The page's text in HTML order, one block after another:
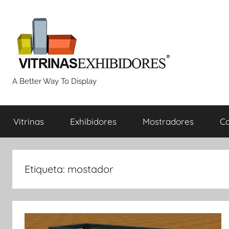
contenido
Proyectos
de
fabricación
de
vitrinas
A Better Way To Display
Vitrinas Exhibidores Mostradores
Etiqueta: mostador